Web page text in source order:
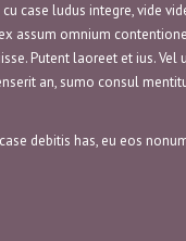
case ludus integre, vide
assum omnium
Putent laoreet et ius.
an, sumo consul
debitis has, eu eos